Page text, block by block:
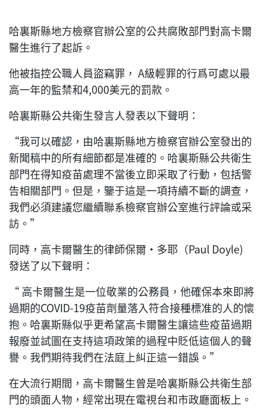
哈裏斯縣地方檢察官辦公室的公共腐敗部門對高卡爾
醫生進行了起訴。
他被指控公職人員盜竊罪， A級輕罪的行爲可處以最
高一年的監禁和4,000美元的罰款。
哈裏斯縣公共衛生發言人發表以下聲明：
“我可以確認，由哈裏斯縣地方檢察官辦公室發出的
新聞稿中的所有細節都是准確的。哈裏斯縣公共衛生
部門在得知疫苗處理不當後立即采取了行動，包括警
告相關部門。但是，鑒于這是一項持續不斷的調查，
我們必須建議您繼續聯系檢察官辦公室進行評論或采
訪。”
同時，高卡爾醫生的律師保爾·多耶（Paul Doyle)
發送了以下聲明：
“ 高卡爾醫生是一位敬業的公務員，他確保本來即將
過期的COVID-19疫苗劑量落入符合接種標准的人的懷
抱。哈裏斯縣似乎更希望高卡爾醫生讓這些疫苗過期
報廢並試圖在支持這項政策的過程中貶低這個人的聲
譽。我們期待我們在法庭上糾正這一錯誤。”
在大流行期間，高卡爾醫生曾是哈裏斯縣公共衛生部
門的頭面人物，經常出現在電視台和市政廳面板上。